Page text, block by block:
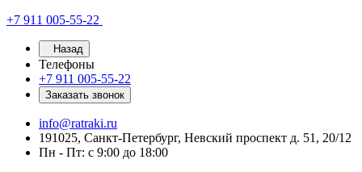
+7 911 005-55-22
Назад
Телефоны
+7 911 005-55-22
Заказать звонок
info@ratraki.ru
191025, Санкт-Петербург, Невский проспект д. 51, 20/12
Пн - Пт: с 9:00 до 18:00